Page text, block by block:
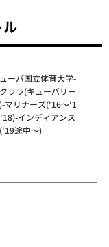
ーバ国立体育大学-
ララ(キューバリー
マリナーズ('16～'1
インディアンス
途中～)